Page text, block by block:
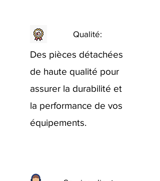
Qualité:
Des pièces détachées
de haute qualité pour
assurer la durabilité et
la performance de vos
équipements.